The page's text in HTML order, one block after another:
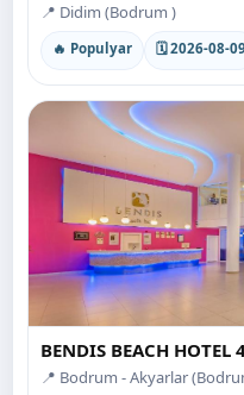
📍 Didim (Bodrum )
🔥 Populyar 🗓 2026-08-
BENDIS BEACH HOTEL
📍 Bodrum - Akyarlar